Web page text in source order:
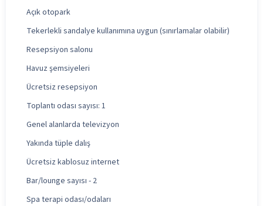
Açık otopark
Tekerlekli sandalye kullanımına uygun (sınırlamalar olabilir)
Resepsiyon salonu
Havuz şemsiyeleri
Ücretsiz resepsiyon
Toplantı odası sayısı: 1
Genel alanlarda televizyon
Yakında tüple dalış
Ücretsiz kablosuz internet
Bar/lounge sayısı - 2
Spa terapi odası/odaları